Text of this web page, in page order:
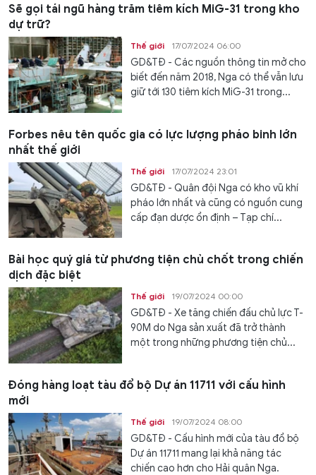
Sẽ gọi tái ngũ hàng trăm tiêm kích MiG-31 trong kho
dự trữ?
Thế giới 17/07/2024 06:00
GD&TĐ - Các nguồn thông tin mở cho
biết đến năm 2018, Nga có thể vẫn lưu
giữ tới 130 tiêm kích MiG-31 trong...
Forbes nêu tên quốc gia có lực lượng pháo binh lớn
nhất thế giới
Thế giới 17/07/2024 23:01
GD&TĐ - Quân đội Nga có kho vũ khí
pháo lớn nhất và cũng có nguồn cung
cấp đạn dược ổn định – Tạp chí...
Bài học quý giá từ phương tiện chủ chốt trong chiến
dịch đặc biệt
Thế giới 19/07/2024 00:00
GD&TĐ - Xe tăng chiến đấu chủ lực T-
90M do Nga sản xuất đã trở thành
một trong những phương tiện chủ...
Đóng hàng loạt tàu đổ bộ Dự án 11711 với cấu hình
mới
Thế giới 19/07/2024 08:00
GD&TĐ - Cấu hình mới của tàu đổ bộ
Dự án 11711 mang lại khả năng tác
chiến cao hơn cho Hải quân Nga.